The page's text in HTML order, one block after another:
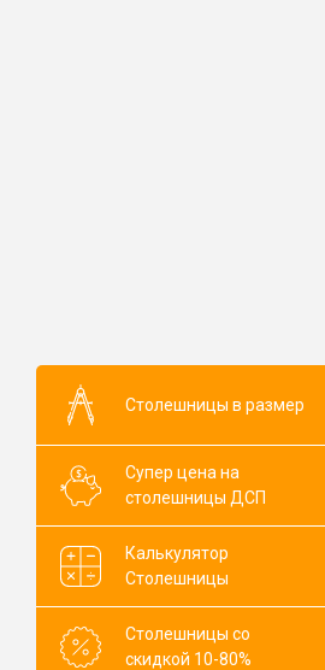
Столешницы в размер
Супер цена на
столешницы ДСП
Калькулятор
Столешницы
Столешницы со
скидкой 10-80%